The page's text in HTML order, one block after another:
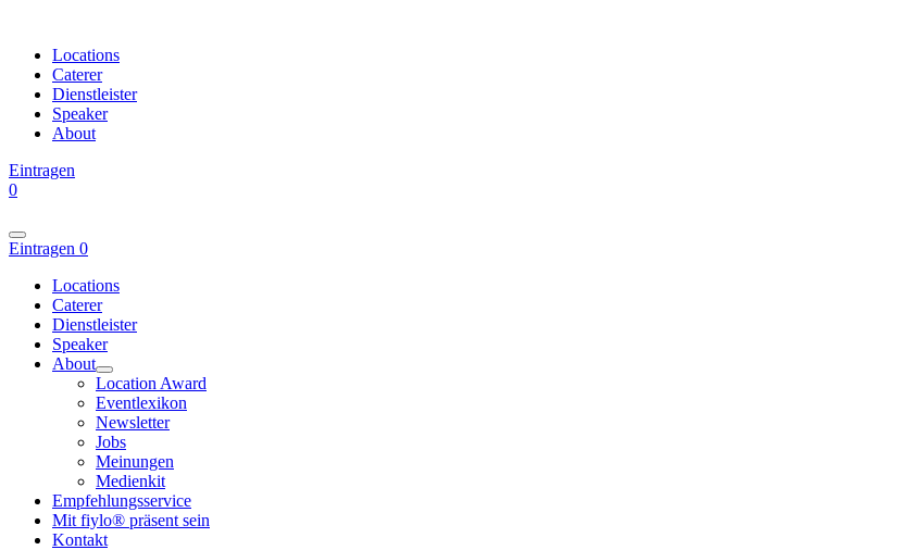
Locations
Caterer
Dienstleister
Speaker
About
Eintragen
0
Eintragen 0
Locations
Caterer
Dienstleister
Speaker
About
Location Award
Eventlexikon
Newsletter
Jobs
Meinungen
Medienkit
Empfehlungsservice
Mit fiylo® präsent sein
Kontakt